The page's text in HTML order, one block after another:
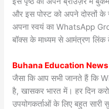
और इस पोस्ट को अपने दोस्तों
अपना स्वयं का WhatsApp
बॉक्स के माध्यम से आमंत्रण लिंक
Buhana Education
जैसा कि आप सभी जानते हैं कि
है, खासकर भारत में। हर दिन
उपयोगकर्ताओं के लिए बहुत सारी